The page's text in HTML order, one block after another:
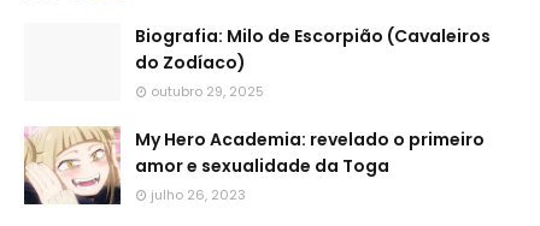
Biografia: Milo de Escorpião (Cavaleiros
do Zodíaco)
outubro 29, 2025
My Hero Academia: revelado o primeiro
amor e sexualidade da Toga
julho 26, 2023